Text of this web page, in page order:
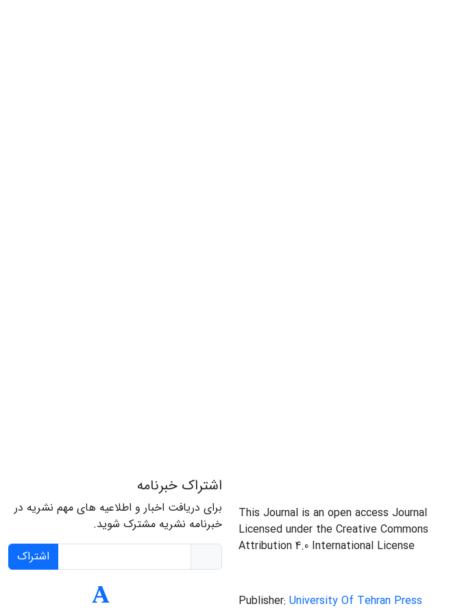
This Journal is an open access Journal
Licensed under the Creative Commons
Attribution 4.0 International License
Publisher: University Of Tehran Press
اشتراک خبرنامه
برای دریافت اخبار و اطلاعیه های مهم نشریه در
خبرنامه نشریه مشترک شوید.
اشتراک